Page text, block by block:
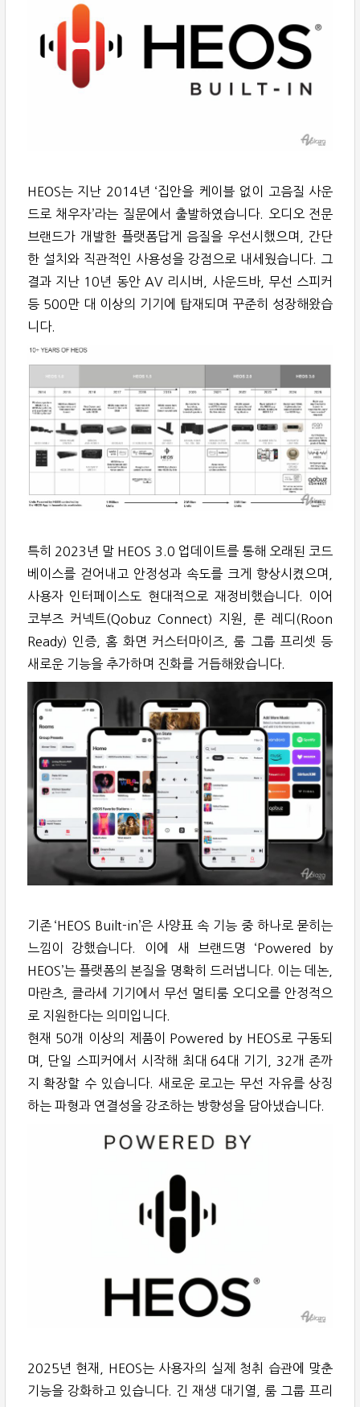
HEOS는 지난 2014년 ‘집안을 케이블 없이 고음질 사운
드로 채우자’라는 질문에서 출발하였습니다. 오디오 전문
브랜드가 개발한 플랫폼답게 음질을 우선시했으며, 간단
한 설치와 직관적인 사용성을 강점으로 내세웠습니다. 그
결과 지난 10년 동안 AV 리시버, 사운드바, 무선 스피커
등 500만 대 이상의 기기에 탑재되며 꾸준히 성장해왔습
니다.
특히 2023년 말 HEOS 3.0 업데이트를 통해 오래된 코드
베이스를 걷어내고 안정성과 속도를 크게 향상시켰으며,
사용자 인터페이스도 현대적으로 재정비했습니다. 이어
코부즈 커넥트(Qobuz Connect) 지원, 룬 레디(Roon
Ready) 인증, 홈 화면 커스터마이즈, 룸 그룹 프리셋 등
새로운 기능을 추가하며 진화를 거듭해왔습니다.
기존 ‘HEOS Built-in’은 사양표 속 기능 중 하나로 묻히는
느낌이 강했습니다. 이에 새 브랜드명 ‘Powered by
HEOS’는 플랫폼의 본질을 명확히 드러냅니다. 이는 데논,
마란츠, 클라세 기기에서 무선 멀티룸 오디오를 안정적으
로 지원한다는 의미입니다.
현재 50개 이상의 제품이 Powered by HEOS로 구동되
며, 단일 스피커에서 시작해 최대 64대 기기, 32개 존까
지 확장할 수 있습니다. 새로운 로고는 무선 자유를 상징
하는 파형과 연결성을 강조하는 방향성을 담아냈습니다.
2025년 현재, HEOS는 사용자의 실제 청취 습관에 맞춘
기능을 강화하고 있습니다. 긴 재생 대기열, 룸 그룹 프리